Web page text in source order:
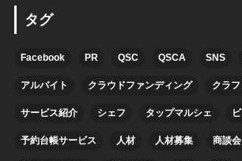
タグ
Facebook PR QSC QSCA SNS
アルバイト クラウドファンディング クラ
サービス紹介 シェフ タップマルシェ
予約台帳サービス 人材 人材募集 商談会